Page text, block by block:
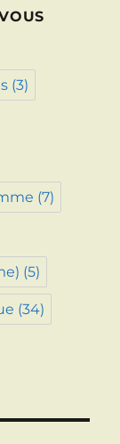
(3)
(7)
(5)
(34)